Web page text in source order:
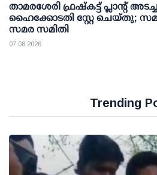
താമരശേരി ഫ്രഷ്കട്ട് പ്ലാന്റ്
ഹൈക്കോടതി സ്റ്റേ ചെയ്തു;
സമര സമിതി
07 08 2026
Trending